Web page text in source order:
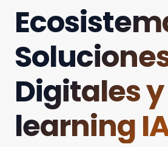
Digitales y
learning